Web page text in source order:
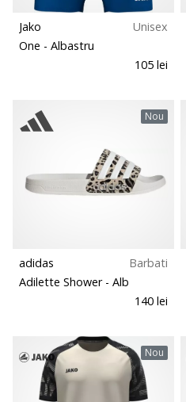
Jako
Unisex
One - Albastru
105 lei
Nou
adidas
Barbati
Adilette Shower - Alb
140 lei
Nou